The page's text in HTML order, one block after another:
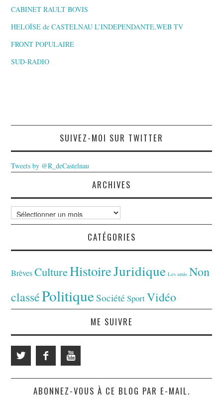
CABINET RAULT BOVIS
HELOÏSE de CASTELNAU L’INDEPENDANTE,WEB TV
FRONT POPULAIRE
SUD-RADIO
SUIVEZ-MOI SUR TWITTER
Tweets by @R_deCastelnau
ARCHIVES
Archives
CATÉGORIES
Brèves CultureHistoireJuridique Les amis Non
classéPolitiqueSociété SportVidéo
ME SUIVRE
ABONNEZ-VOUS À CE BLOG PAR E-MAIL.